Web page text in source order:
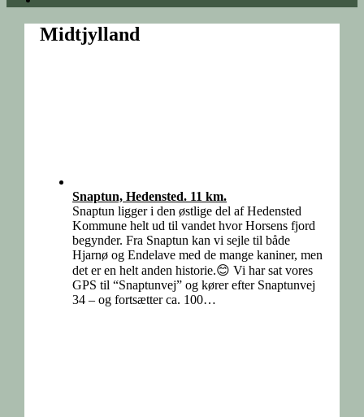
Midtjylland
Snaptun, Hedensted. 11 km.
Snaptun ligger i den østlige del af Hedensted
Kommune helt ud til vandet hvor Horsens fjord
begynder. Fra Snaptun kan vi sejle til både
Hjarnø og Endelave med de mange kaniner, men
det er en helt anden historie.😊 Vi har sat vores
GPS til “Snaptunvej” og kører efter Snaptunvej
34 – og fortsætter ca. 100…